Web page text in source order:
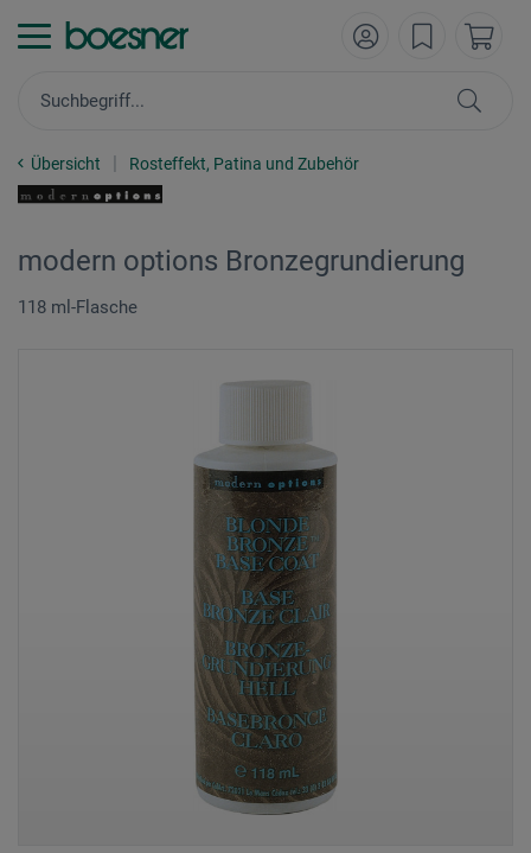
Übersicht Rosteffekt, Patina und Zubehör
modern options Bronzegrundierung
118 ml-Flasche